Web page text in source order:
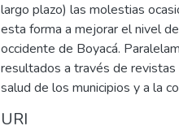
largo plazo) las molestias
esta forma a mejorar el nivel
occidente de Boyacá.
resultados a través de revistas
salud de los municipios y a la
URI